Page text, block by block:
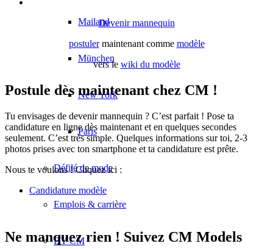
Mailand
München
New York
Paris
Défilé de mode
Emplois & carrière
BY CM
Devenir mannequin
postulermaintenant comme modèle
vers le wiki du modèle
Postule dès maintenant chez CM !
Tu envisages de devenir mannequin ? C’est parfait ! Pose ta
candidature en ligne dès maintenant et en quelques secondes
seulement. C’est très simple. Quelques informations sur toi, 2-3
photos prises avec ton smartphone et ta candidature est prête.
Nous te voulons ! Cliquez ici :
Candidature modèle
Ne manquez rien ! Suivez CM Models